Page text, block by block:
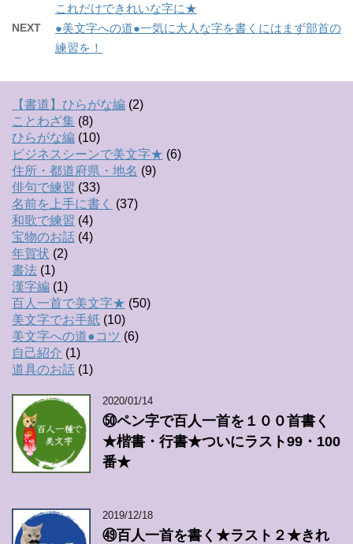
これだけできれいな字に★
NEXT
●美文字への道●一気に大人な字を書くにはまず部首の
練習を！
【書道】ひらがな編 (2)
ことわざ集 (8)
ひらがな編 (10)
ビジネスシーンで美文字★ (6)
住所・都道府県・地名 (9)
俳句で練習 (33)
名前を上手に書く
(37)
和歌で練習 (4)
宝物のお話 (4)
年賀状 (2)
書法 (1)
漢字編 (1)
百人一首で美文字★ (50)
美文字でお手紙 (10)
美文字への道●コツ (6)
自己紹介 (1)
道具のお話 (1)
2020/01/14
㊿ペン字で百人一首を１００首書く
★楷書・行書★ついにラスト99・100
番★
2019/12/18
㊾百人一首を書く★ラスト２★きれ